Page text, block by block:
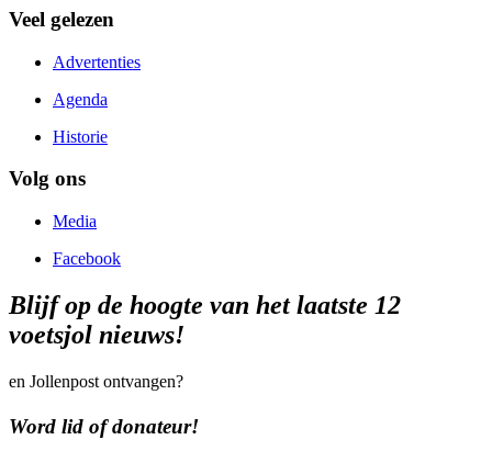
Veel gelezen
Advertenties
Agenda
Historie
Volg ons
Media
Facebook
Blijf op de hoogte van het laatste 12
voetsjol nieuws!
en Jollenpost ontvangen?
Word lid of donateur!